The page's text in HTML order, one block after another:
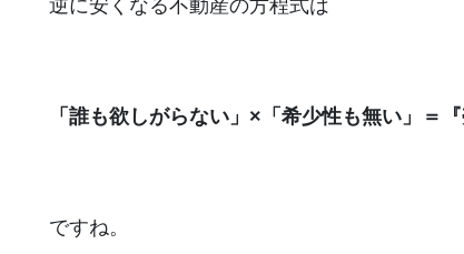
逆に安くなる不動産の方程式は
「誰も欲しがらない」×「希少性も無い」＝『
ですね。